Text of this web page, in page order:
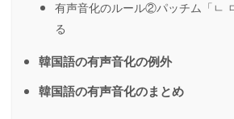
有声音化のルール②パッチム「ㄴ
る
韓国語の有声音化の例外
韓国語の有声音化のまとめ